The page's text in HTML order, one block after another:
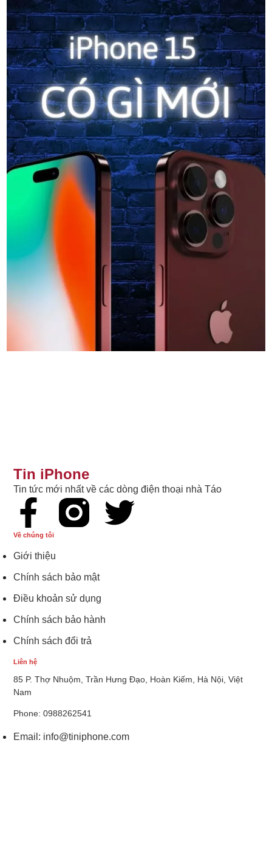
Tin iPhone
Tin tức mới nhất về các dòng điện thoại nhà Táo
Liên hệ
85 P. Thợ Nhuộm, Trần Hưng Đạo, Hoàn Kiếm, Hà Nội, Việt
Nam
Phone: 0988262541
Email: info@tiniphone.com
Về chúng tôi
Giới thiệu
Chính sách bảo mật
Điều khoản sử dụng
Chính sách bảo hành
Chính sách đổi trả